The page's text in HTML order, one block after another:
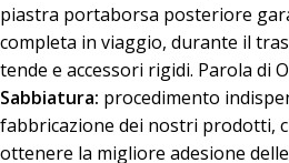
piastra portaborsa posteriore
completa in viaggio, durante il
tende e accessori rigidi. Parola di
Sabbiatura: procedimento
fabbricazione dei nostri prodotti,
ottenere la migliore adesione